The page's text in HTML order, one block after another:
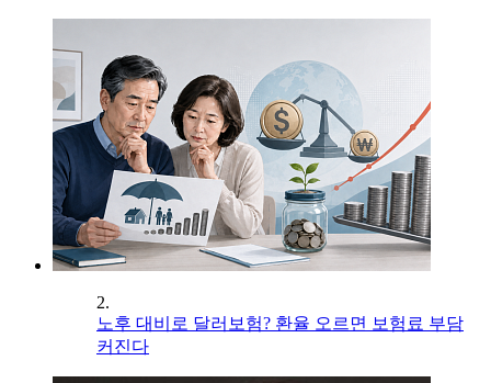
2.
노후 대비로 달러보험? 환율 오르면 보험료 부담
커진다